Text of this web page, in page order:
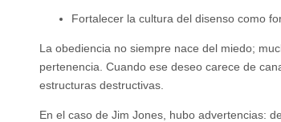
Fortalecer la cultura del disenso como
La obediencia no siempre nace del miedo;
pertenencia. Cuando ese deseo carece de
estructuras destructivas.
En el caso de Jim Jones, hubo advertencias: